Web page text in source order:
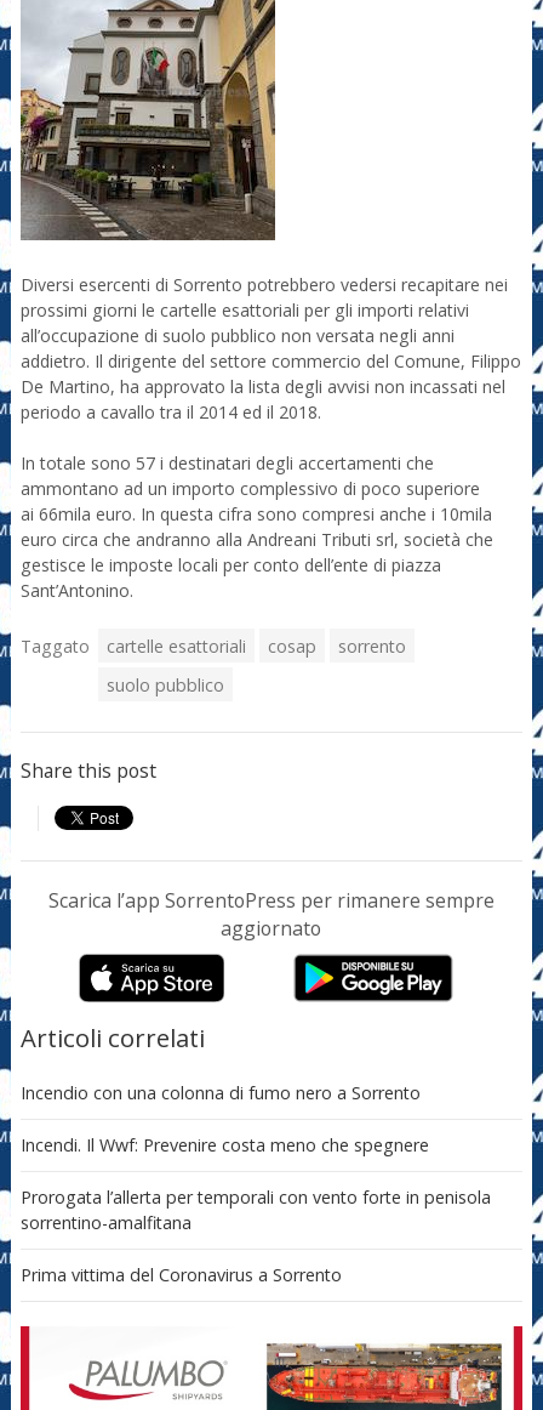
Diversi esercenti di Sorrento potrebbero vedersi recapitare nei
prossimi giorni le cartelle esattoriali per gli importi relativi
all’occupazione di suolo pubblico non versata negli anni
addietro. Il dirigente del settore commercio del Comune, Filippo
De Martino, ha approvato la lista degli avvisi non incassati nel
periodo a cavallo tra il 2014 ed il 2018.
In totale sono 57 i destinatari degli accertamenti che
ammontano ad un importo complessivo di poco superiore
ai 66mila euro. In questa cifra sono compresi anche i 10mila
euro circa che andranno alla Andreani Tributi srl, società che
gestisce le imposte locali per conto dell’ente di piazza
Sant’Antonino.
Taggato cartelle esattoriali cosap
sorrento
suolo pubblico
Share this post
Scarica l’app SorrentoPress per rimanere sempre
aggiornato
Articoli correlati
Incendio con una colonna di fumo nero a Sorrento
Incendi. Il Wwf: Prevenire costa meno che spegnere
Prorogata l’allerta per temporali con vento forte in penisola
sorrentino-amalfitana
Prima vittima del Coronavirus a Sorrento